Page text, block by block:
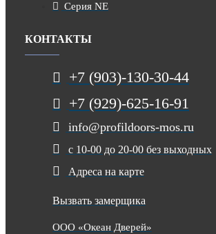
Серия NE
КОНТАКТЫ
+7 (903)-130-30-44
+7 (929)-625-16-91
info@profildoors-mos.ru
с 10-00 до 20-00 без выходных
Адреса на карте
Вызвать замерщика
ООО «Океан Дверей»